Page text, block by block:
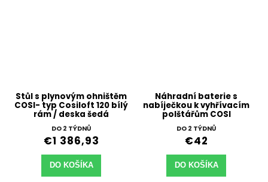
Stůl s plynovým ohništěm
COSI- typ Cosiloft 120 bílý
rám / deska šedá
DO 2 TÝDNŮ
€1 386,93
DO KOŠÍKA
Náhradní baterie s
nabíječkou k vyhřívacím
polštářům COSI
DO 2 TÝDNŮ
€42
DO KOŠÍKA